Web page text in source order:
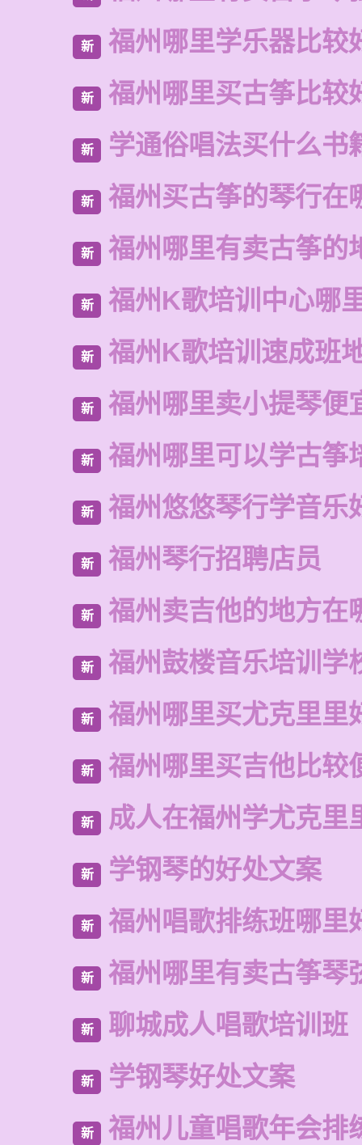
新 福州哪里学乐器比较
新 福州哪里买古筝比较
新 学通俗唱法买什么书
新 福州买古筝的琴行在
新 福州哪里有卖古筝的
新 福州K歌培训中心哪
新 福州K歌培训速成班
新 福州哪里卖小提琴便
新 福州哪里可以学古筝
新 福州悠悠琴行学音乐
新 福州琴行招聘店员
新 福州卖吉他的地方在
新 福州鼓楼音乐培训学
新 福州哪里买尤克里里
新 福州哪里买吉他比较
新 成人在福州学尤克里
新 学钢琴的好处文案
新 福州唱歌排练班哪里
新 福州哪里有卖古筝琴
新 聊城成人唱歌培训班
新 学钢琴好处文案
新 福州儿童唱歌年会排